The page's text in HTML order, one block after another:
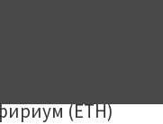
(ETH)